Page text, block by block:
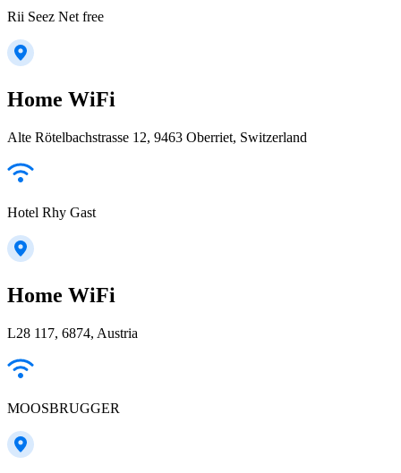
Rii Seez Net free
Home WiFi
Alte Rötelbachstrasse 12, 9463 Oberriet, Switzerland
Hotel Rhy Gast
Home WiFi
L28 117, 6874, Austria
MOOSBRUGGER